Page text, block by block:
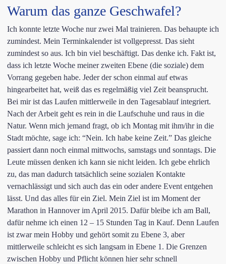
Warum das ganze Geschwafel?
Ich konnte letzte Woche nur zwei Mal trainieren. Das behaupte ich
zumindest. Mein Terminkalender ist vollgepresst. Das sieht
zumindest so aus. Ich bin viel beschäftigt. Das denke ich. Fakt ist,
dass ich letzte Woche meiner zweiten Ebene (die soziale) dem
Vorrang gegeben habe. Jeder der schon einmal auf etwas
hingearbeitet hat, weiß das es regelmäßig viel Zeit beansprucht.
Bei mir ist das Laufen mittlerweile in den Tagesablauf integriert.
Nach der Arbeit geht es rein in die Laufschuhe und raus in die
Natur. Wenn mich jemand fragt, ob ich Montag mit ihm/ihr in die
Stadt möchte, sage ich: “Nein. Ich habe keine Zeit.” Das gleiche
passiert dann noch einmal mittwochs, samstags und sonntags. Die
Leute müssen denken ich kann sie nicht leiden. Ich gebe ehrlich
zu, das man dadurch tatsächlich seine sozialen Kontakte
vernachlässigt und sich auch das ein oder andere Event entgehen
lässt. Und das alles für ein Ziel. Mein Ziel ist im Moment der
Marathon in Hannover im April 2015. Dafür bleibe ich am Ball,
dafür nehme ich einen 12 – 15 Stunden Tag in Kauf. Denn Laufen
ist zwar mein Hobby und gehört somit zu Ebene 3, aber
mittlerweile schleicht es sich langsam in Ebene 1. Die Grenzen
zwischen Hobby und Pflicht können hier sehr schnell